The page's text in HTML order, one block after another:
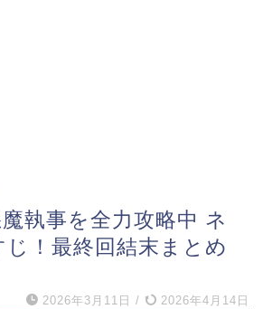
執事を全力攻略中 ネ
！最終回結末まとめ
2026年3月11日 / 2026年4月14日